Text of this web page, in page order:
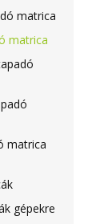
matrica
matrica
matrica
gépekre